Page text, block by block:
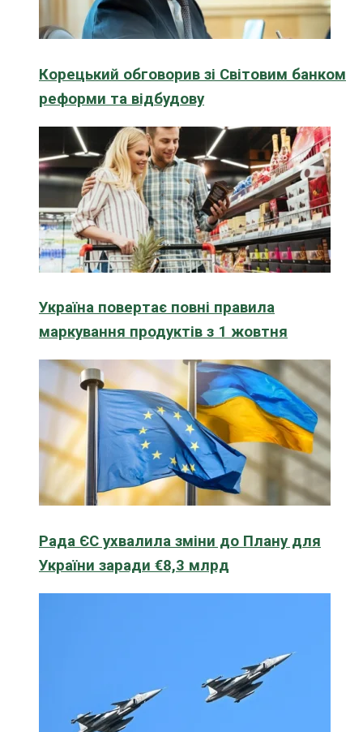
Корецький обговорив зі Світовим банком
реформи та відбудову
Україна повертає повні правила
маркування продуктів з 1 жовтня
Рада ЄС ухвалила зміни до Плану для
України заради €8,3 млрд